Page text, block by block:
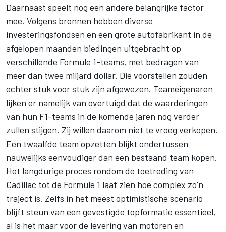
Daarnaast speelt nog een andere belangrijke factor
mee. Volgens bronnen hebben diverse
investeringsfondsen en een grote autofabrikant in de
afgelopen maanden biedingen uitgebracht op
verschillende Formule 1-teams, met bedragen van
meer dan twee miljard dollar. Die voorstellen zouden
echter stuk voor stuk zijn afgewezen. Teameigenaren
lijken er namelijk van overtuigd dat de waarderingen
van hun F1-teams in de komende jaren nog verder
zullen stijgen. Zij willen daarom niet te vroeg verkopen.
Een twaalfde team opzetten blijkt ondertussen
nauwelijks eenvoudiger dan een bestaand team kopen.
Het langdurige proces rondom de toetreding van
Cadillac tot de Formule 1 laat zien hoe complex zo'n
traject is. Zelfs in het meest optimistische scenario
blijft steun van een gevestigde topformatie essentieel,
al is het maar voor de levering van motoren en